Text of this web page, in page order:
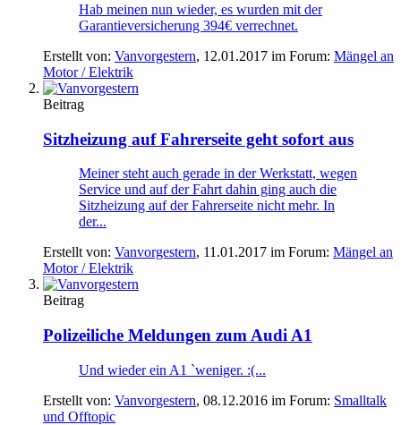
Hab meinen nun wieder, es wurden mit der
Garantieversicherung 394€ verrechnet.
Erstellt von: Vanvorgestern, 12.01.2017 im Forum: Mängel an
Motor / Elektrik
Beitrag
Sitzheizung auf Fahrerseite geht sofort aus
Meiner steht auch gerade in der Werkstatt, wegen
Service und auf der Fahrt dahin ging auch die
Sitzheizung auf der Fahrerseite nicht mehr. In
der...
Erstellt von: Vanvorgestern, 11.01.2017 im Forum: Mängel an
Motor / Elektrik
Beitrag
Polizeiliche Meldungen zum Audi A1
Und wieder ein A1 `weniger. :(...
Erstellt von: Vanvorgestern, 08.12.2016 im Forum: Smalltalk
und Offtopic